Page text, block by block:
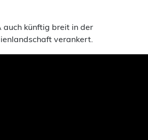
auch künftig breit in der
verankert.